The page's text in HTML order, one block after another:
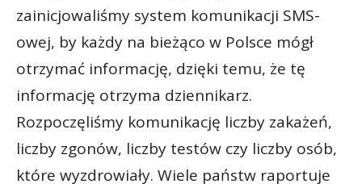
zainicjowaliśmy system komunikacji SMS-
owej, by każdy na bieżąco w Polsce mógł
otrzymać informację, dzięki temu, że tę
informację otrzyma dziennikarz.
Rozpoczęliśmy komunikację liczby zakażeń,
liczby zgonów, liczby testów czy liczby osób,
które wyzdrowiały. Wiele państw raportuje